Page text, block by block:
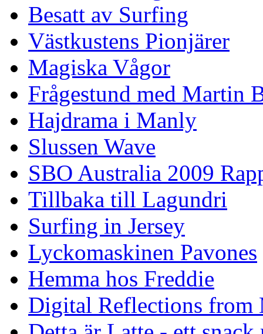
Besatt av Surfing
Västkustens Pionjärer
Magiska Vågor
Frågestund med Martin
Hajdrama i Manly
Slussen Wave
SBO Australia 2009
Tillbaka till Lagundri
Surfing in Jersey
Lyckomaskinen Pavones
Hemma hos Freddie
Digital Reflections from